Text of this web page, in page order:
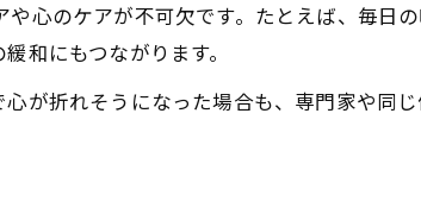
心のケアが不可欠です。たとえば、毎日
和にもつながります。
が折れそうになった場合も、専門家や同